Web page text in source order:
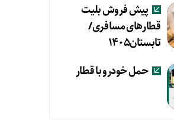
پیش فروش بلیت
قطارهای مسافری/
تابستان۱۴۰۵
حمل خودرو با قطار